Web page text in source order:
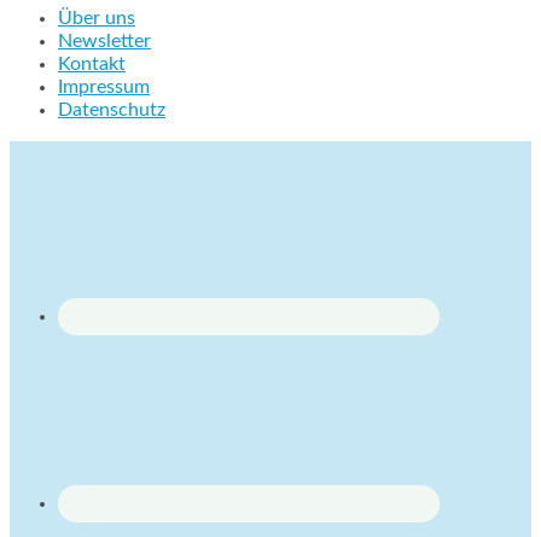
Über uns
Newsletter
Kontakt
Impressum
Datenschutz